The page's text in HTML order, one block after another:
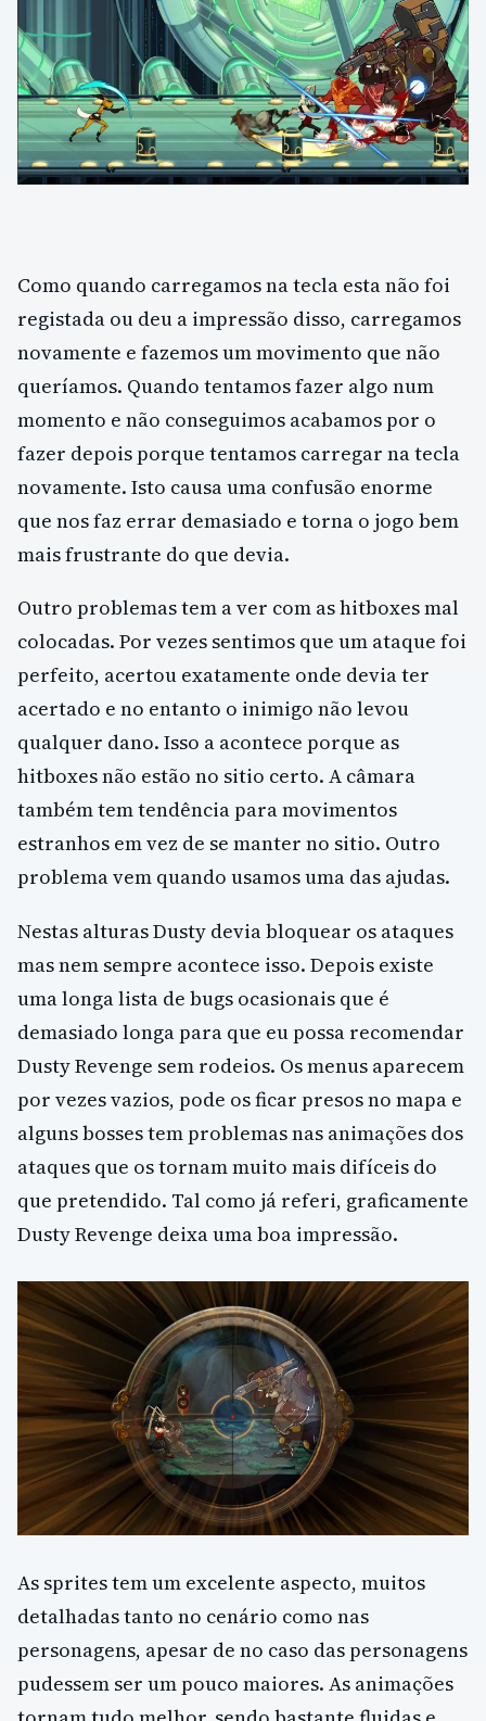
Como quando carregamos na tecla esta não foi
registada ou deu a impressão disso, carregamos
novamente e fazemos um movimento que não
queríamos. Quando tentamos fazer algo num
momento e não conseguimos acabamos por o
fazer depois porque tentamos carregar na tecla
novamente. Isto causa uma confusão enorme
que nos faz errar demasiado e torna o jogo bem
mais frustrante do que devia.
Outro problemas tem a ver com as hitboxes mal
colocadas. Por vezes sentimos que um ataque foi
perfeito, acertou exatamente onde devia ter
acertado e no entanto o inimigo não levou
qualquer dano. Isso a acontece porque as
hitboxes não estão no sitio certo. A câmara
também tem tendência para movimentos
estranhos em vez de se manter no sitio. Outro
problema vem quando usamos uma das ajudas.
Nestas alturas Dusty devia bloquear os ataques
mas nem sempre acontece isso. Depois existe
uma longa lista de bugs ocasionais que é
demasiado longa para que eu possa recomendar
Dusty Revenge sem rodeios. Os menus aparecem
por vezes vazios, pode os ficar presos no mapa e
alguns bosses tem problemas nas animações dos
ataques que os tornam muito mais difíceis do
que pretendido. Tal como já referi, graficamente
Dusty Revenge deixa uma boa impressão.
As sprites tem um excelente aspecto, muitos
detalhadas tanto no cenário como nas
personagens, apesar de no caso das personagens
pudessem ser um pouco maiores. As animações